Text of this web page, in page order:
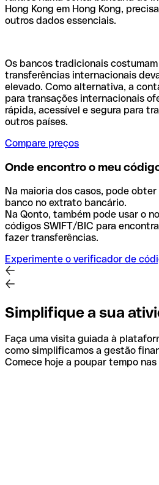
Hong Kong em Hong Kong,
outros dados essenciais.
Os bancos tradicionais
transferências internacionais
elevado. Como alternativa, a
para transações internacionais
rápida, acessível e segura para
outros países.
Compare preços
Onde encontro o meu
Na maioria dos casos, pode
banco no extrato bancário.
Na Qonto, também pode usar o
códigos SWIFT/BIC para
fazer transferências.
Experimente o verificador de
Simplifique a sua
Faça uma visita guiada à
como simplificamos a gestão
Comece hoje a poupar tempo